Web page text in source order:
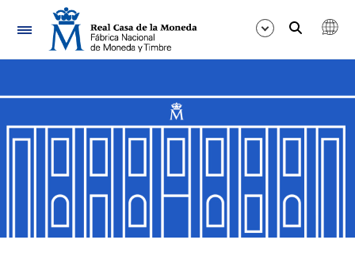
Navigation
Show/Hide
Show/Hide
Show/Hide